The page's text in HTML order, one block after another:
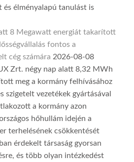
és élményalapú tanulást is
8 Megawatt energiát takarított
fontos a
cég számára 2026-08-08
Zrt. négy nap alatt 8,32 MWh
meg a kormány felhívásához
szigetelt vezetékek gyártásával
a kormány azon
hőhullám idején a
terhelésének csökkentését
érdekelt társaság gyorsan
és több olyan intézkedést